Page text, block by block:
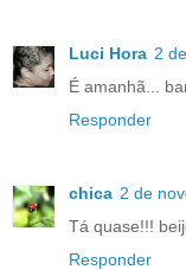
Luci Hora 2
É amanhã...
Responder
chica 2 de
Tá quase!!!
Responder